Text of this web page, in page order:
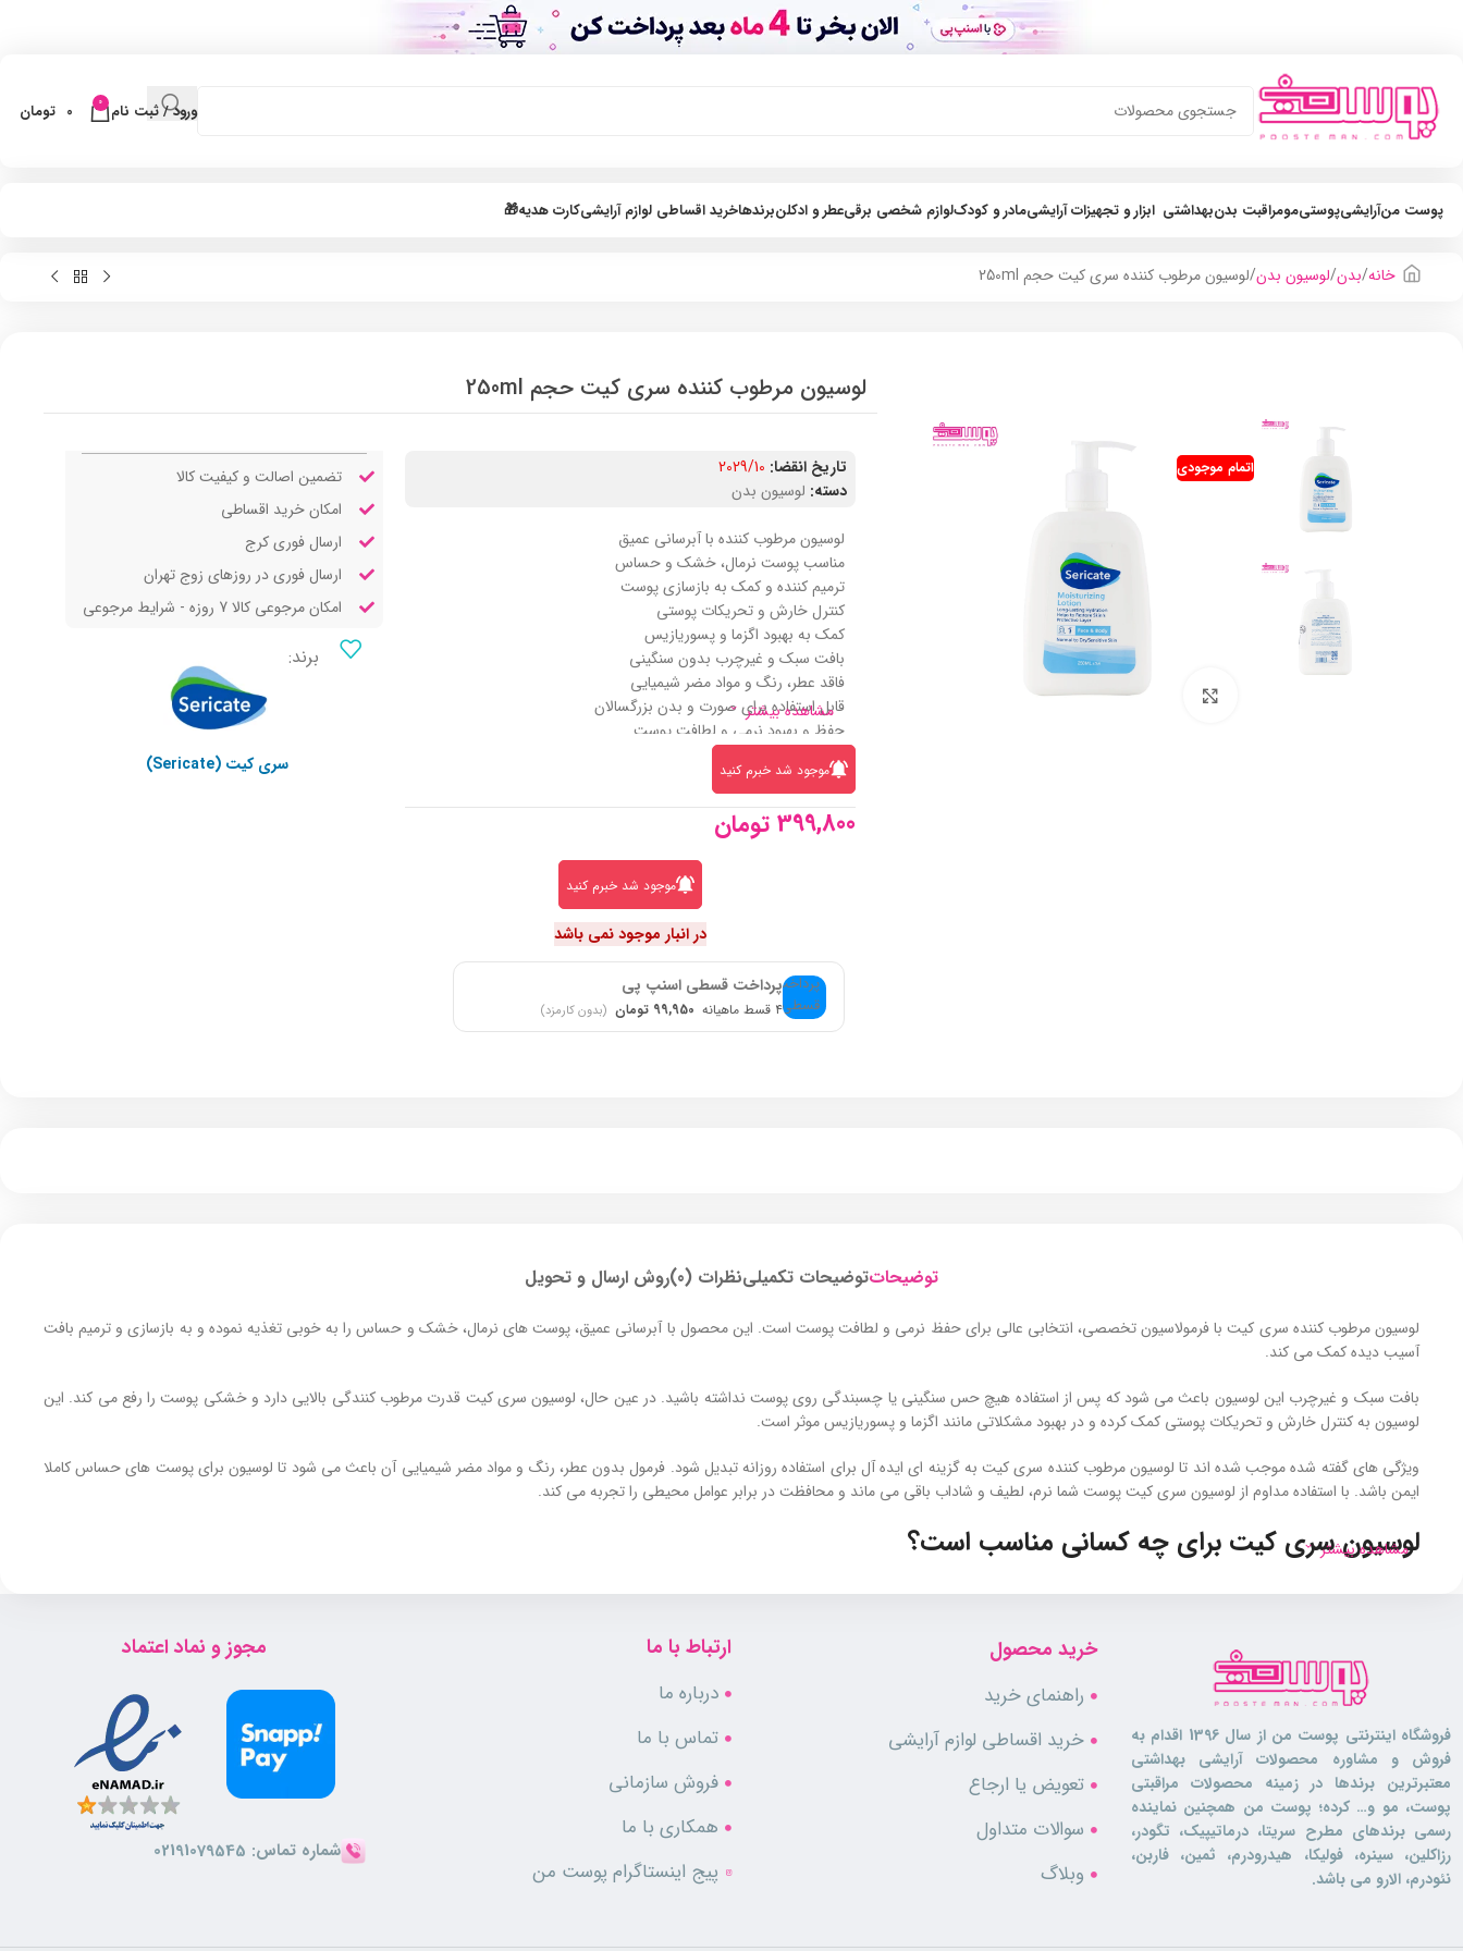
ورود / ثبت نام 0
0 تومان
پوست منآرایشیپوستیمومراقبت بدنبهداشتی ابزار و تجهیزات آرایشیمادر و کودکلوازم شخصی برقیعطر و ادکلنبرندهاخرید اقساطی لوازم آرایشیکارت هدیه🎁
خانه بدن لوسیون بدن لوسیون مرطوب کننده سری کیت حجم 250ml
اتمام موجودی
بزرگنمایی تصویر
لوسیون مرطوب کننده سری کیت حجم 250ml
تاریخ انقضا: 2029/10
دسته: لوسیون بدن
لوسیون مرطوب‌ کننده با آبرسانی عمیق
مناسب پوست نرمال، خشک و حساس
ترمیم‌ کننده و کمک به بازسازی پوست
کنترل خارش و تحریکات پوستی
کمک به بهبود اگزما و پسوریازیس
بافت سبک و غیرچرب بدون سنگینی
فاقد عطر، رنگ و مواد مضر شیمیایی
قابل استفاده برای صورت و بدن بزرگسالان
حفظ و بهبود نرمی و لطافت پوست
حجم مطلوب مناسب مصرف روزانه
مشاهده بیشتر
موجود شد خبرم کنید
399,800 تومان
موجود شد خبرم کنید
در انبار موجود نمی باشد
پرداخت قسطی اسنپ پی
۴ قسط ماهیانه 99,950 تومان (بدون کارمزد)
تضمین اصالت و کیفیت کالا
امکان خرید اقساطی
ارسال فوری کرج
ارسال فوری در روزهای زوج تهران
امکان مرجوعی کالا 7 روزه - شرایط مرجوعی
برند:
سری کیت (Sericate)
توضیحاتتوضیحات تکمیلینظرات (0) روش ارسال و تحویل
لوسیون مرطوب کننده سری کیت با فرمولاسیون تخصصی، انتخابی عالی برای حفظ نرمی و لطافت پوست است. این محصول با آبرسانی عمیق، پوست‌ های نرمال، خشک و حساس را به خوبی تغذیه نموده و به بازسازی و ترمیم بافت
آسیب‌ دیده کمک می‌ کند.
بافت سبک و غیرچرب این لوسیون باعث می‌ شود که پس از استفاده هیچ حس سنگینی یا چسبندگی روی پوست نداشته باشید. در عین حال، لوسیون سری کیت قدرت مرطوب‌ کنندگی بالایی دارد و خشکی پوست را رفع می‌ کند. این
لوسیون به کنترل خارش و تحریکات پوستی کمک کرده و در بهبود مشکلاتی مانند اگزما و پسوریازیس موثر است.
ویژگی‌ های گفته شده موجب شده اند تا لوسیون مرطوب کننده سری کیت به گزینه‌ ای ایده‌ آل برای استفاده روزانه تبدیل شود. فرمول بدون عطر، رنگ و مواد مضر شیمیایی آن باعث می‌ شود تا لوسیون برای پوست‌ های حساس کاملا
ایمن باشد. با استفاده مداوم از لوسیون سری کیت پوست شما نرم، لطیف و شاداب باقی می‌ ماند و محافظت در برابر عوامل محیطی را تجربه می‌ کند.
لوسیون سری کیت برای چه کسانی مناسب است؟
اینلوسیون بدنبرای افرادی با پوست نرمال، خشک یا حساس که به محصولی سبک، مرطوب‌ کننده و ترمیم‌ کننده نیاز دارند بسیار مناسب است. لوسیون سری کیت برای صورت و بدن طراحی شده است و مناسب استفاده روزانه می
ویژگی های محصول
مناسب پوست نرمال، خشک و حساس
ترمیم‌ کننده و کمک به بازسازی پوست
کنترل خارش و تحریکات پوستی
کمک به بهبود اگزما و پسوریازیس
بافت سبک و غیرچرب بدون سنگینی
فاقد عطر، رنگ و مواد مضر شیمیایی
قابل استفاده برای صورت و بدن بزرگسالان
مشاهده بیشتر
فروشگاه اینترنتی پوست من از سال 1396 اقدام به
فروش و مشاوره محصولات آرایشی بهداشتی
معتبرترین برندها در زمینه محصولات مراقبتی
پوست، مو و… کرده؛ پوست من همچنین نماینده
رسمی برندهای مطرح سریتا، درماتیپیک، تگودر،
رزاکلین، سینره، فولیکا، هیدرودرم، ثمین، فاربن،
نئودرم، الارو می باشد.
خرید محصول
راهنمای خرید
خرید اقساطی لوازم آرایشی
تعویض یا ارجاع
سوالات متداول
وبلاگ
ارتباط با ما
درباره ما
تماس با ما
فروش سازمانی
همکاری با ما
پیج اینستاگرام پوست من
مجوز و نماد اعتماد
شماره تماس: 02191079545